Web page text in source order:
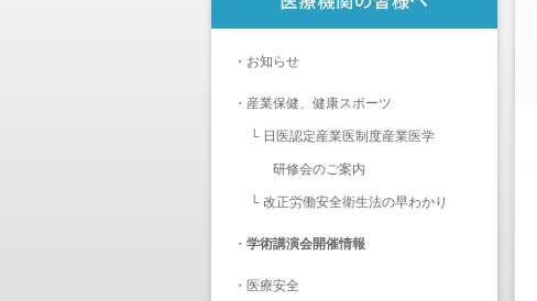
・ お知らせ
・ 産業保健、健康スポーツ
└ 日医認定産業医制度産業医学
研修会のご案内
└ 改正労働安全衛生法の早わかり
・ 学術講演会開催情報
・ 医療安全